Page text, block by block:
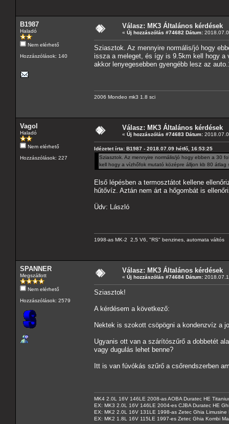
B1987
Haladó
Nem elérhető
Hozzászólások: 140
Válasz: MK3 Általános kérdések
« Új hozzászólás #74682 Dátum:
Sziasztok. Az mennyire normális/jó hogy
issza a meleget, és így is 9.5km kell hogy a
akkor lenyegesebben gyengébb lesz az
2006 Mondeo mk3 1.8 sci
Vagol
Haladó
Nem elérhető
Hozzászólások: 227
Válasz: MK3 Általános kérdések
« Új hozzászólás #74683 Dátum:
Idézetet írta: B1987 - 2018.07.09 hétfő, 16:53:25
Sziasztok. Az mennyire normális/jó hogy ebben a 30
kell hogy a vízhőfok mutató középre álljon kb 80
Első lépésben a termosztátot kellene
hűtővíz. Aztán nem árt a hőgombát is
Üdv: László
1998-as MK-2 2,5 V6, "RS" benzines, automata váltós
SPANNER
Megszállott
Nem elérhető
Hozzászólások: 2579
Válasz: MK3 Általános kérdések
« Új hozzászólás #74684 Dátum:
Sziasztok!
A kérdésem a következő:
Nektek is szokott csöpögni a kondenzvíz a
Ugyanis ott van a szárítószűrő a dobbetét
vagy dugulás lehet benne?
Itt is van fúvókás szűrő a csőrendszerben
MK4 2.0L 16V 146LE 2008-as AOBA Duratec HE
EX: MK3 2.0L 16V 146LE 2004-es CJBA Duratec HE
EX: MK2 2.0L 16V 131LE 1998-as Zetec Ghia Limusine
EX: MK2 1.8L 16V 115LE 1997-es Zetec Ghia Kombi